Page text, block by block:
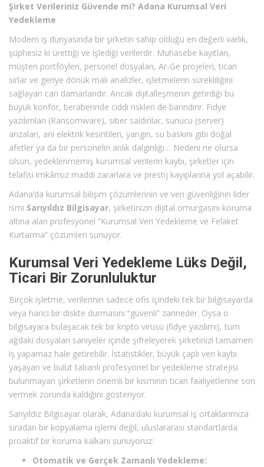
Şirket Verileriniz Güvende mi? Adana Kurumsal Veri
Yedekleme
Modern iş dünyasında bir şirketin sahip olduğu en değerli varlık,
şüphesiz ki ürettiği ve işlediği verilerdir. Muhasebe kayıtları,
müşteri portföyleri, personel dosyaları, Ar-Ge projeleri, ticari
sırlar ve geriye dönük mali analizler, işletmelerin sürekliliğini
sağlayan can damarlarıdır. Ancak dijitalleşmenin getirdiği bu
büyük konfor, beraberinde ciddi riskleri de barındırır. Fidye
yazılımları (Ransomware), siber saldırılar, sunucu (server)
arızaları, ani elektrik kesintileri, yangın, su baskını gibi doğal
afetler ya da bir personelin anlık dalgınlığı… Nedeni ne olursa
olsun, yedeklenmemiş kurumsal verilerin kaybı, şirketler için
telafisi imkânsız maddi zararlara ve prestij kayıplarına yol açabilir.
Adana’da kurumsal bilişim çözümlerinin ve veri güvenliğinin lider
ismi Sarıyıldız Bilgisayar, şirketinizin dijital omurgasını koruma
altına alan profesyonel “Kurumsal Veri Yedekleme ve Felaket
Kurtarma” çözümleri sunuyor.
Kurumsal Veri Yedekleme Lüks Değil,
Ticari Bir Zorunluluktur
Birçok işletme, verilerinin sadece ofis içindeki tek bir bilgisayarda
veya harici bir diskte durmasını “güvenli” zanneder. Oysa o
bilgisayara bulaşacak tek bir kripto virüsü (fidye yazılımı), tüm
ağdaki dosyaları saniyeler içinde şifreleyerek şirketinizi tamamen
iş yapamaz hale getirebilir. İstatistikler, büyük çaplı veri kaybı
yaşayan ve bulut tabanlı profesyonel bir yedekleme stratejisi
bulunmayan şirketlerin önemli bir kısmının ticari faaliyetlerine son
vermek zorunda kaldığını gösteriyor.
Sarıyıldız Bilgisayar olarak, Adana’daki kurumsal iş ortaklarımıza
sıradan bir kopyalama işlemi değil, uluslararası standartlarda
proaktif bir koruma kalkanı sunuyoruz:
Otomatik ve Gerçek Zamanlı Yedekleme: